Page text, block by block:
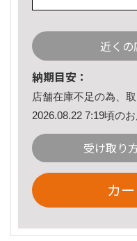
近くの
納期目安：
店舗在庫不足の為、
2026.08.22 7:19頃の
受け取り
カ